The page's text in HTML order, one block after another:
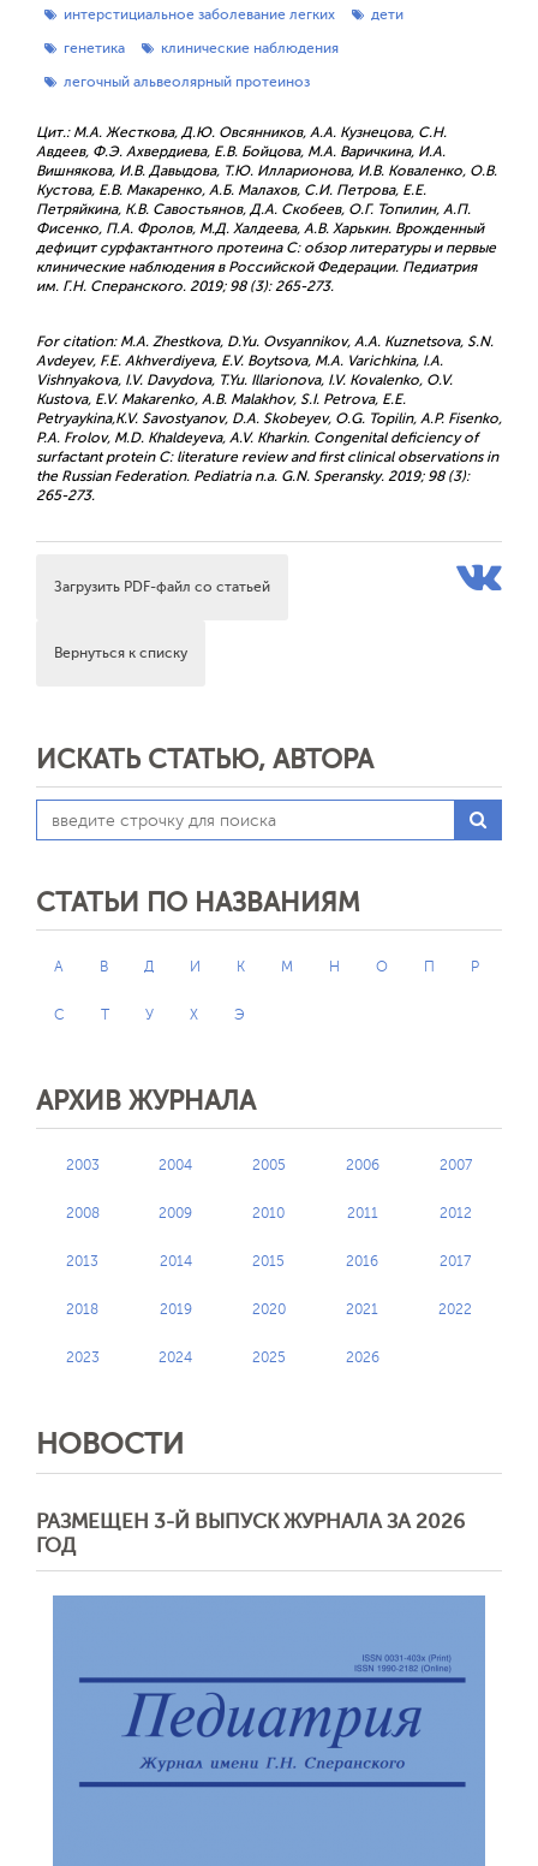
интерстициальное заболевание легких
дети
генетика
клинические наблюдения
легочный альвеолярный протеиноз
Цит.: М.А. Жесткова, Д.Ю. Овсянников, А.А. Кузнецова, С.Н.
Авдеев, Ф.Э. Ахвердиева, Е.В. Бойцова, М.А. Варичкина, И.А.
Вишнякова, И.В. Давыдова, Т.Ю. Илларионова, И.В. Коваленко, О.В.
Кустова, Е.В. Макаренко, А.Б. Малахов, С.И. Петрова, Е.Е.
Петряйкина, К.В. Савостьянов, Д.А. Скобеев, О.Г. Топилин, А.П.
Фисенко, П.А. Фролов, М.Д. Халдеева, А.В. Харькин. Врожденный
дефицит сурфактантного протеина С: обзор литературы и первые
клинические наблюдения в Российской Федерации. Педиатрия
им. Г.Н. Сперанского. 2019; 98 (3): 265-273.
For citation: M.A. Zhestkova, D.Yu. Ovsyannikov, A.A. Kuznetsova, S.N.
Avdeyev, F.E. Akhverdiyeva, E.V. Boytsova, M.A. Varichkina, I.A.
Vishnyakova, I.V. Davydova, T.Yu. Illarionova, I.V. Kovalenko, O.V.
Kustova, E.V. Makarenko, A.B. Malakhov, S.I. Petrova, E.E.
Petryaykina,K.V. Savostyanov, D.A. Skobeyev, O.G. Topilin, A.P. Fisenko,
P.A. Frolov, M.D. Khaldeyeva, A.V. Kharkin. Congenital deficiency of
surfactant protein C: literature review and first clinical observations in
the Russian Federation. Pediatria n.a. G.N. Speransky. 2019; 98 (3):
265-273.
Загрузить PDF-файл со статьей
Вернуться к списку
ИСКАТЬ СТАТЬЮ, АВТОРА
СТАТЬИ ПО НАЗВАНИЯМ
А В Д И К М Н О П Р
С Т У Х Э
АРХИВ ЖУРНАЛА
2003 2004 2005 2006 2007
2008 2009 2010 2011 2012
2013 2014 2015 2016 2017
2018 2019 2020 2021 2022
2023 2024 2025 2026
НОВОСТИ
РАЗМЕЩЕН 3-Й ВЫПУСК ЖУРНАЛА ЗА 2026
ГОД